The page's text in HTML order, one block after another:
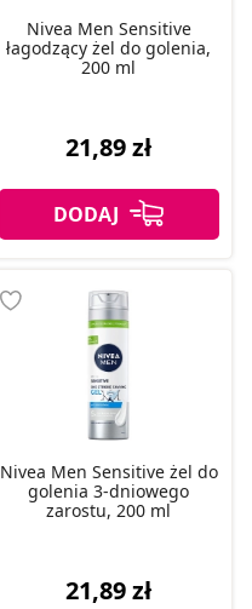
Nivea Men Sensitive
łagodzący żel do golenia,
200 ml
21,89 zł
Nivea Men Sensitive żel do
golenia 3-dniowego
zarostu, 200 ml
21,89 zł